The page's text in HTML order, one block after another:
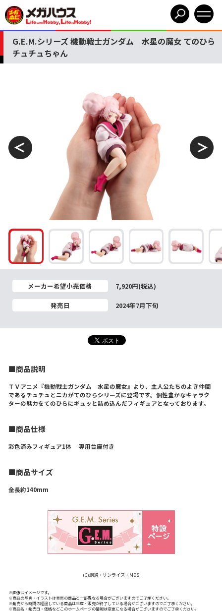
G.E.M.シリーズ 機動戦士ガンダム 水星の魔女 てのひら
チュチュちゃん
メーカー希望小売価格 7,920円(税込)
発売日 2024年7月下旬
■商品説明
ＴＶアニメ『機動戦士ガンダム 水星の魔女』より、主人公たちのよき仲間
であるチュチュとニカがてのひらシリーズに登場です。個性豊かなキャラク
ターの魅力をてのひらにギュッと詰め込んだフィギュアとなっております。
■商品仕様
彩色済みフィギュア1体 専用台座付き
■商品サイズ
全長約140mm
(C)創通・サンライズ・MBS
※画像はイメージです。
※商品の写真・イラストは実際の商品と一部異なる場合がございますのでご了承ください。
※発売から時間の経過している商品は生産・販売が終了している場合がございますのでご了承ください。
※商品名・発売日・価格などこのホームページの情報は変更になる場合がございますのでご了承ください。